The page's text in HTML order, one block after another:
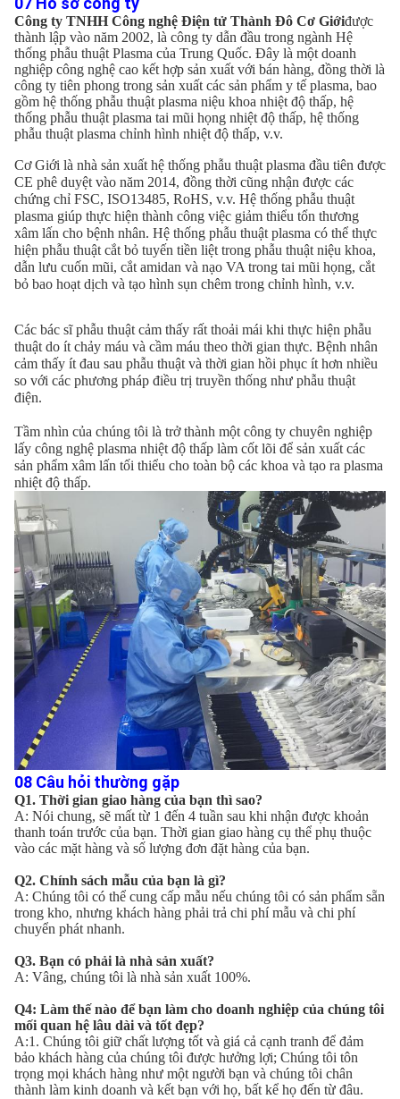
Công ty TNHH Công nghệ Điện tử Thành Đô Cơ Giớiđược
thành lập vào năm 2002, là công ty dẫn đầu trong ngành Hệ
thống phẫu thuật Plasma của Trung Quốc. Đây là một doanh
nghiệp công nghệ cao kết hợp sản xuất với bán hàng, đồng thời là
công ty tiên phong trong sản xuất các sản phẩm y tế plasma, bao
gồm hệ thống phẫu thuật plasma niệu khoa nhiệt độ thấp, hệ
thống phẫu thuật plasma tai mũi họng nhiệt độ thấp, hệ thống
phẫu thuật plasma chỉnh hình nhiệt độ thấp, v.v.
Cơ Giới là nhà sản xuất hệ thống phẫu thuật plasma đầu tiên được
CE phê duyệt vào năm 2014, đồng thời cũng nhận được các
chứng chỉ FSC, ISO13485, RoHS, v.v. Hệ thống phẫu thuật
plasma giúp thực hiện thành công việc giảm thiểu tổn thương
xâm lấn cho bệnh nhân. Hệ thống phẫu thuật plasma có thể thực
hiện phẫu thuật cắt bỏ tuyến tiền liệt trong phẫu thuật niệu khoa,
dẫn lưu cuốn mũi, cắt amidan và nạo VA trong tai mũi họng, cắt
bỏ bao hoạt dịch và tạo hình sụn chêm trong chỉnh hình, v.v.
Các bác sĩ phẫu thuật cảm thấy rất thoải mái khi thực hiện phẫu
thuật do ít chảy máu và cầm máu theo thời gian thực. Bệnh nhân
cảm thấy ít đau sau phẫu thuật và thời gian hồi phục ít hơn nhiều
so với các phương pháp điều trị truyền thống như phẫu thuật
điện.
Tầm nhìn của chúng tôi là trở thành một công ty chuyên nghiệp
lấy công nghệ plasma nhiệt độ thấp làm cốt lõi để sản xuất các
sản phẩm xâm lấn tối thiểu cho toàn bộ các khoa và tạo ra plasma
nhiệt độ thấp.
08 Câu hỏi thường gặp
Q1. Thời gian giao hàng của bạn thì sao?
A: Nói chung, sẽ mất từ 1 đến 4 tuần sau khi nhận được khoản
thanh toán trước của bạn. Thời gian giao hàng cụ thể phụ thuộc
vào các mặt hàng và số lượng đơn đặt hàng của bạn.
Q2. Chính sách mẫu của bạn là gì?
A: Chúng tôi có thể cung cấp mẫu nếu chúng tôi có sản phẩm sẵn
trong kho, nhưng khách hàng phải trả chi phí mẫu và chi phí
chuyển phát nhanh.
Q3. Bạn có phải là nhà sản xuất?
A: Vâng, chúng tôi là nhà sản xuất 100%.
Q4: Làm thế nào để bạn làm cho doanh nghiệp của chúng tôi
mối quan hệ lâu dài và tốt đẹp?
A:1. Chúng tôi giữ chất lượng tốt và giá cả cạnh tranh để đảm
bảo khách hàng của chúng tôi được hưởng lợi; Chúng tôi tôn
trọng mọi khách hàng như một người bạn và chúng tôi chân
thành làm kinh doanh và kết bạn với họ, bất kể họ đến từ đâu.